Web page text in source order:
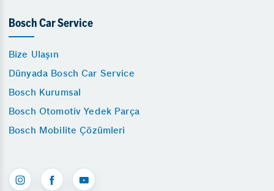
Bosch Car Service
Bize Ulaşın
Dünyada Bosch Car Service
Bosch Kurumsal
Bosch Otomotiv Yedek Parça
Bosch Mobilite Çözümleri